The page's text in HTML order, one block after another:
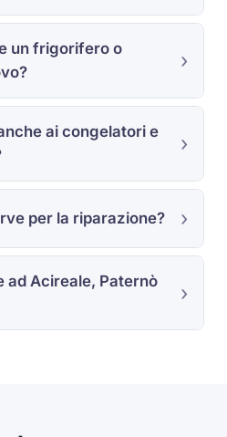
un frigorifero o
ai congelatori e
per la riparazione?
ad Acireale, Paternò